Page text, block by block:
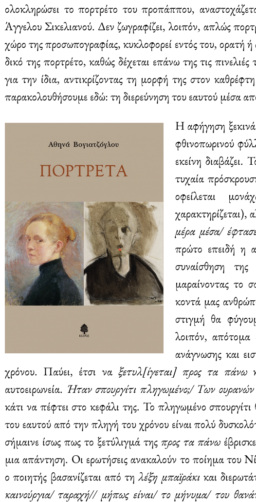
ολοκληρώσει το πορτρέτο του προπάππου,
Άγγελου Σικελιανού. Δεν ζωγραφίζει, λοιπόν, απλώς
χώρο της προσωπογραφίας, κυκλοφορεί εντός του, ορατή ή
δικό της πορτρέτο, καθώς δέχεται επάνω της τις
για την ίδια, αντικρίζοντας τη μορφή της στον
παρακολουθήσουμε εδώ: τη διερεύνηση του εαυτού μέσα
Η αφήγηση
φθινοπωρινού
εκείνη διαβάζει.
τυχαία
οφείλεται
χαρακτηρίζεται),
μέρα μέσα/
πρώτο επειδή η
συναίσθηση
μαραίνοντας το
κοντά μας
στιγμή θα
λοιπόν,
ανάγνωσης και
χρόνου. Παύει, έτσι να ξετυλ[ίγεται] προς τα πάνω
αυτοειρωνεία. Ήταν σπουργίτι πληγωμένο;/ Των
κάτι να πέφτει στο κεφάλι της. Το πληγωμένο σπουργίτι
του εαυτού από την πληγή του χρόνου είναι πολύ
σήμαινε ίσως πως το ξετύλιγμά της προς τα πάνω
μια απάντηση. Οι ερωτήσεις ανακαλούν το ποίημα του
ο ποιητής βασανίζεται από τηλέξη μπαϊράκι και
καινούργια/ ταραχή// μήπως είναι/ το μήνυμα/ του